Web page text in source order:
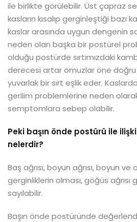
ile birlikte görülebilir. Üst çapraz
kasların kısalıp gerginleştiği bazı
kaslar arasında uygun dengenin
neden olan başka bir postürel
olduğu postürde sırtımızdaki
derecesi artar omuzlar öne
yuvarlak bir sırt eşlik eder.
gerilim problemlerine neden
semptomlara sebep olabilir.
Peki başın önde postürü ile
nelerdir?
Baş ağrısı, boyun ağrısı, boyun
gerginliklerin olması, göğüs
sayılabilir.
Başın önde postüründe